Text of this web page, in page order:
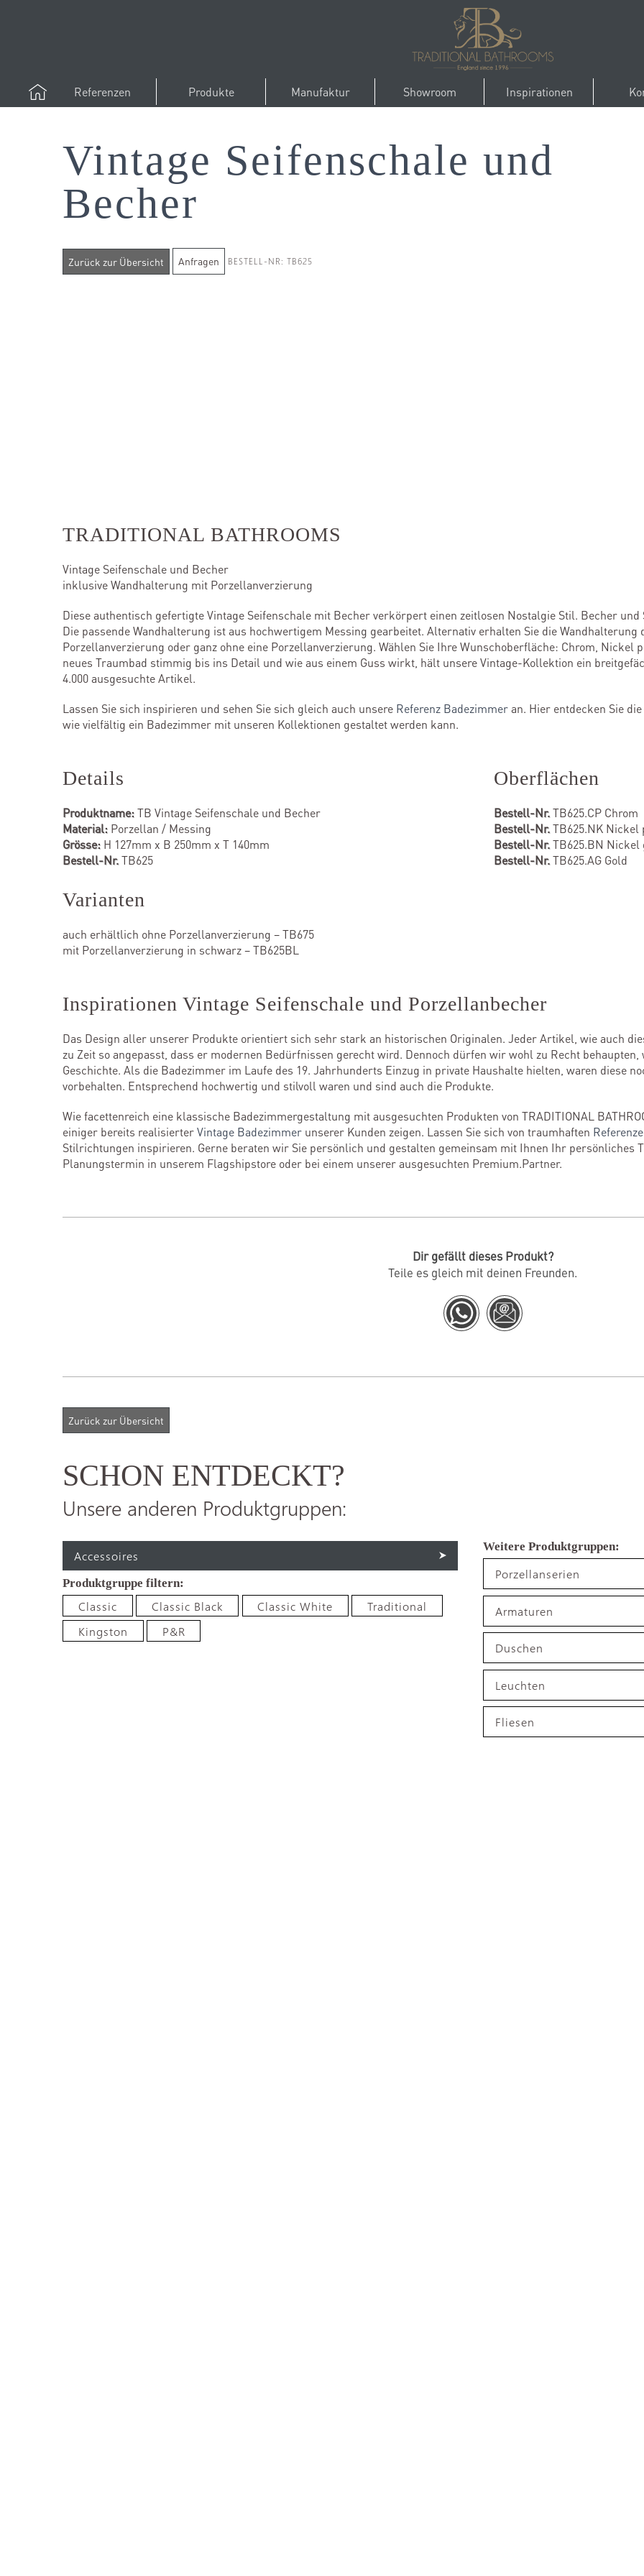
Referenzen Produkte Manufaktur Showroom Inspirationen
Vintage Seifenschale und
Becher
Anfragen BESTELL-NR: TB625
TRADITIONAL BATHROOMS
Vintage Seifenschale und Becher
inklusive Wandhalterung mit Porzellanverzierung
Diese authentisch gefertigte Vintage Seifenschale mit Becher verkörpert einen zeitlosen Nostalgie Stil. Becher
Die passende Wandhalterung ist aus hochwertigem Messing gearbeitet. Alternativ erhalten Sie die
Porzellanverzierung oder ganz ohne eine Porzellanverzierung. Wählen Sie Ihre Wunschoberfläche: Chrom,
neues Traumbad stimmig bis ins Detail und wie aus einem Guss wirkt, hält unsere Vintage-Kollektion ein
4.000 ausgesuchte Artikel.
Lassen Sie sich inspirieren und sehen Sie sich gleich auch unsere Referenz Badezimmeran. Hier entdecken Sie
wie vielfältig ein Badezimmer mit unseren Kollektionen gestaltet werden kann.
Details
Produktname:TB Vintage Seifenschale und Becher
Material: Porzellan / Messing
Grösse: H 127mm x B 250mm x T 140mm
Bestell-Nr.TB625
Varianten
auch erhältlich ohne Porzellanverzierung – TB675
mit Porzellanverzierung in schwarz – TB625BL
Oberflächen
Bestell-Nr.TB625.CP Chrom
Bestell-Nr.TB625.NK Nickel
Bestell-Nr.TB625.BN Nickel
Bestell-Nr.TB625.AG Gold
Inspirationen Vintage Seifenschale und Porzellanbecher
Das Design aller unserer Produkte orientiert sich sehr stark an historischen Originalen. Jeder Artikel, wie auch
zu Zeit so angepasst, dass er modernen Bedürfnissen gerecht wird. Dennoch dürfen wir wohl zu Recht
Geschichte. Als die Badezimmer im Laufe des 19. Jahrhunderts Einzug in private Haushalte hielten, waren diese
vorbehalten. Entsprechend hochwertig und stilvoll waren und sind auch die Produkte.
Wie facettenreich eine klassische Badezimmergestaltung mit ausgesuchten Produkten von TRADITIONAL
einiger bereits realisierterVintage Badezimmer unserer Kunden zeigen. Lassen Sie sich von traumhaften
Stilrichtungen inspirieren. Gerne beraten wir Sie persönlich und gestalten gemeinsam mit Ihnen Ihr persönliches
Planungstermin in unserem Flagshipstore oder bei einem unserer ausgesuchten Premium.Partner.
Dir gefällt dieses Produkt?
Teile es gleich mit deinen Freunden.
SCHON ENTDECKT?
Unsere anderen Produktgruppen:
Porzellanserien
Armaturen
Duschen
Accessoires
Classic Classic Black Classic White
Traditional
Kingston
P&R
Leuchten
Fliesen